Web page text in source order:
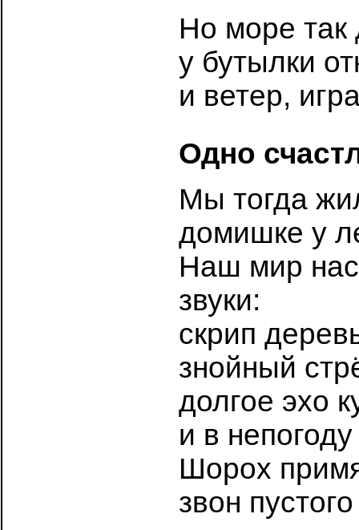
Но море так
у бутылки
и ветер,
Одно
Мы тогда
домишке у
Наш мир
звуки:
скрип
знойный
долгое эхо
и в
Шорох
звон